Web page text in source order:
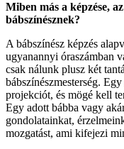
Miben más a képzése,
bábszínésznek?
A bábszínész képzés
ugyanannyi óraszámban
csak nálunk plusz két
bábszínészmesterség.
projekciót, és mögé kell
Egy adott bábba vagy
gondolatainkat,
mozgatást, ami kifejezi